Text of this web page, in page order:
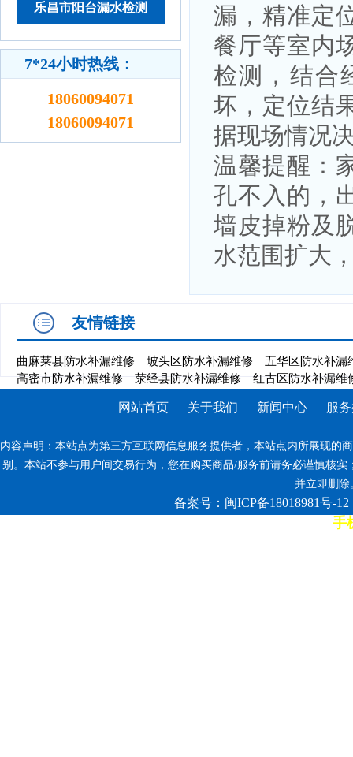
乐昌市阳台漏水检测
7*24小时热线：
18060094071
18060094071
漏，精准定
餐厅等室内
检测，结合
坏，定位结
据现场情况
温馨提醒：
孔不入的，
墙皮掉粉及
水范围扩大
友情链接
曲麻莱县防水补漏维修 坡头区防水补漏维修
五华区防水补漏
高密市防水补漏维修
荥经县防水补漏维修 红古区防水补漏维
网站首页 关于我们 新闻中心 服
内容声明：本站点为第三方互联网信息服务提供者，本站点内所展现的
别。本站不参与用户间交易行为，您在购买商品/服务前请务必谨慎核
并立即删除
备案号：闽ICP备18018981号-12
7*12小时客服热线: 康师傅手